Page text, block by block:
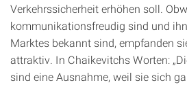
Verkehrssicherheit erhöhen soll.
kommunikationsfreudig sind und
Marktes bekannt sind, empfanden
attraktiv. In Chaikevitchs Worten:
sind eine Ausnahme, weil sie sich